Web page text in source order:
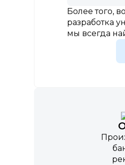
Более того,
разработка
мы всегда